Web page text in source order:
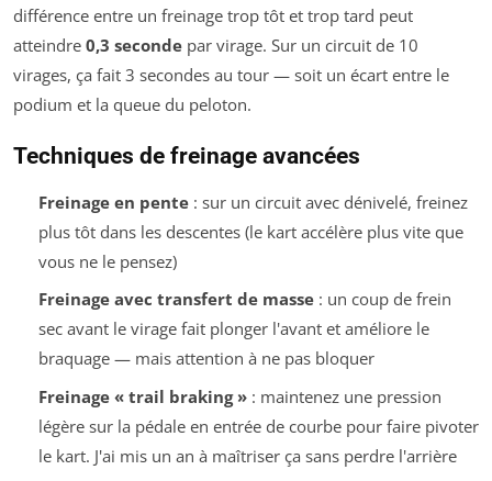
différence entre un freinage trop tôt et trop tard peut
atteindre 0,3 seconde par virage. Sur un circuit de 10
virages, ça fait 3 secondes au tour — soit un écart entre le
podium et la queue du peloton.
Techniques de freinage avancées
Freinage en pente: sur un circuit avec dénivelé, freinez
plus tôt dans les descentes (le kart accélère plus vite que
vous ne le pensez)
Freinage avec transfert de masse: un coup de frein
sec avant le virage fait plonger l'avant et améliore le
braquage — mais attention à ne pas bloquer
Freinage « trail braking »: maintenez une pression
légère sur la pédale en entrée de courbe pour faire pivoter
le kart. J'ai mis un an à maîtriser ça sans perdre l'arrière